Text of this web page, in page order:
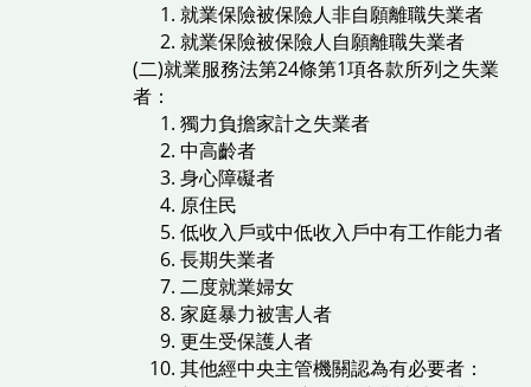
就業保險被保險人非自願離職失業者
就業保險被保險人自願離職失業者
(二)就業服務法第24條第1項各款所列之失業
者：
獨力負擔家計之失業者
中高齡者
身心障礙者
原住民
低收入戶或中低收入戶中有工作能力者
長期失業者
二度就業婦女
家庭暴力被害人者
更生受保護人者
其他經中央主管機關認為有必要者：